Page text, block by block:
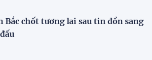
11:22 28/07/2026